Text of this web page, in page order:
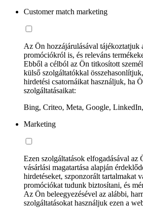
Customer match marketing
Az Ön hozzájárulásával
promóciókról is, és releváns
Ebből a célból az Ön titkosított
külső szolgáltatókkal
hirdetési csatornáikat használjuk, ha
szolgáltatásaikat:
Bing, Criteo, Meta, Google,
Marketing
Ezen szolgáltatások elfogadásával az
vásárlási magatartása alapján
hirdetéseket, szponzorált tartalmakat
promóciókat tudunk biztosítani, és
Az Ön beleegyezésével az alábbi,
szolgáltatásokat használjuk ezen a